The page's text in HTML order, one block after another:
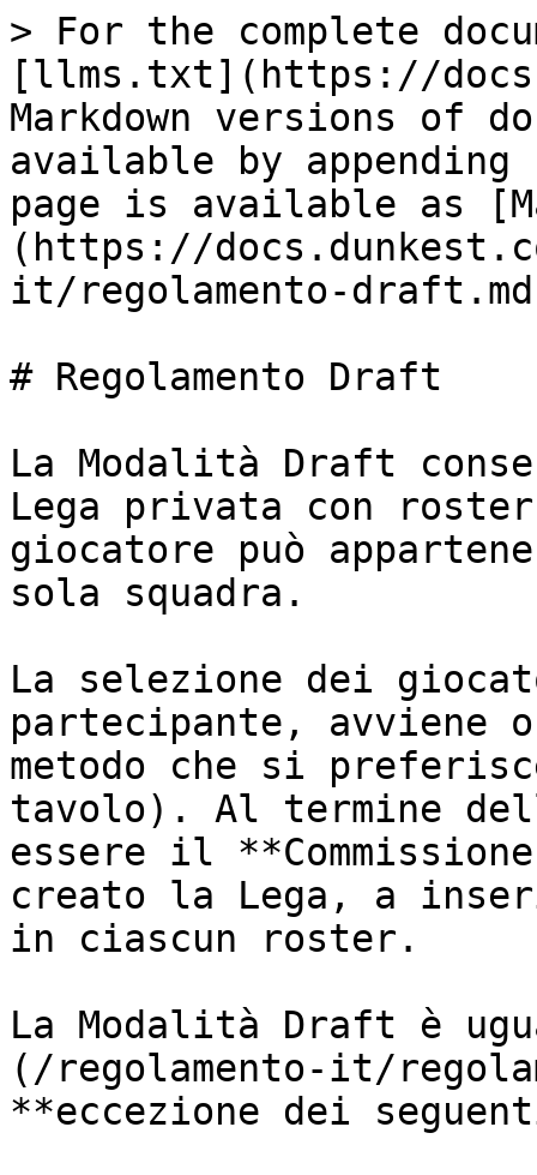
> For the complete
[llms.txt](https://
Markdown versions of
available by
page is available as
(https://
it/regolamento-
# Regolamento Draft
La Modalità Draft
Lega privata con
giocatore può
sola squadra.
La selezione dei
partecipante,
metodo che si
tavolo). Al termine
essere il
creato la Lega, a
in ciascun roster.
La Modalità Draft è
(/regolamento-it/
**eccezione dei